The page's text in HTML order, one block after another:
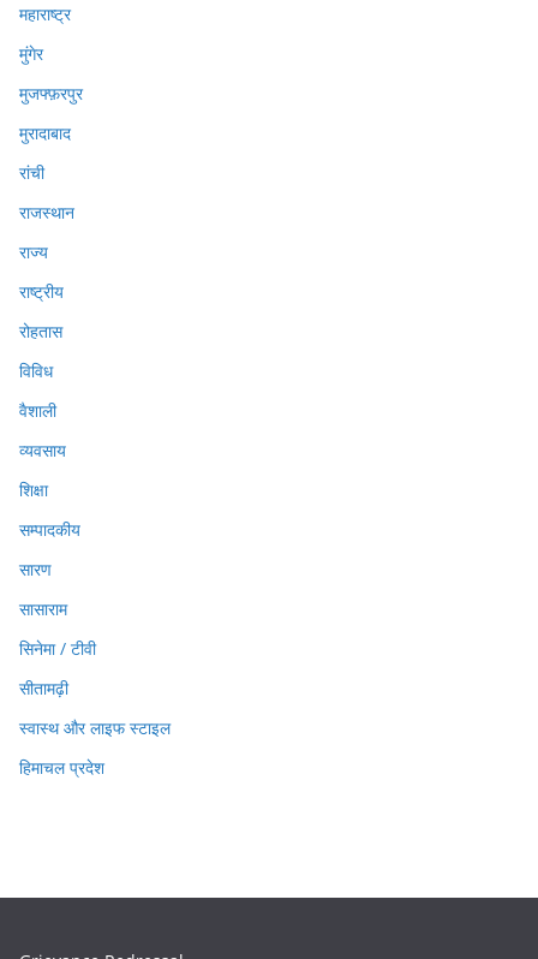
महाराष्ट्र
मुंगेर
मुजफ्फ़रपुर
मुरादाबाद
रांची
राजस्थान
राज्य
राष्ट्रीय
रोहतास
विविध
वैशाली
व्यवसाय
शिक्षा
सम्पादकीय
सारण
सासाराम
सिनेमा / टीवी
सीतामढ़ी
स्वास्थ और लाइफ स्टाइल
हिमाचल प्रदेश